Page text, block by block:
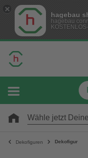
hagebau
hagebau
Wähle jetzt
Dekofiguren Dekofigur